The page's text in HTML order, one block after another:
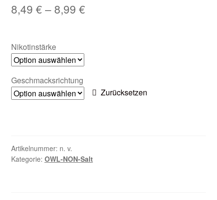
Zubehör
Kontaktformular
Nikotintabelle
8,49 € – 8,99 €
Nikotinstärke
Geschmacksrichtung
Zurücksetzen
Artikelnummer: n. v.
Kategorie: OWL-NON-Salt